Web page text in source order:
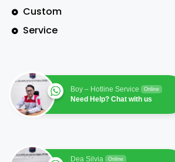
Custom
Service
Boy – Hotline Service Online
Need Help? Chat with us
Dea Silvia Online